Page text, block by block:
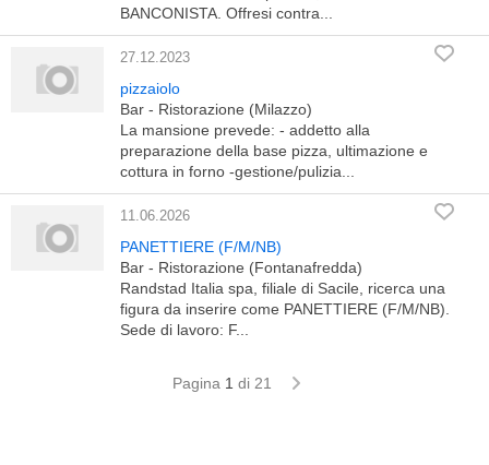
BANCONISTA. Offresi contra...
27.12.2023
pizzaiolo
Bar - Ristorazione (Milazzo)
La mansione prevede: - addetto alla
preparazione della base pizza, ultimazione e
cottura in forno -gestione/pulizia...
11.06.2026
PANETTIERE (F/M/NB)
Bar - Ristorazione (Fontanafredda)
Randstad Italia spa, filiale di Sacile, ricerca una
figura da inserire come PANETTIERE (F/M/NB).
Sede di lavoro: F...
Pagina 1 di 21